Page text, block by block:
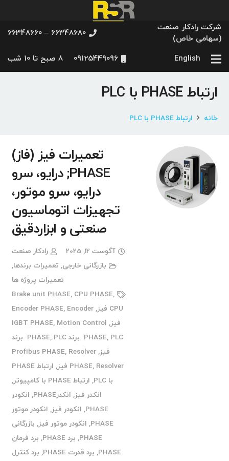
شرکت رادکار صنعت
(سهامی خاص)
66348680 – 66348660
English
09125449096 8 صبح تا 10 شب
ارتباط PHASE با PLC
خانه ارتباط PHASE با PLC
تعمیرات فیز (فاز)
PHASE; درایو، سرو
درایو، سرو موتور،
تجهیزات اتوماسیون
صنعتی و ابزاردقیق
آگوست 12, 2025
رادکار صنعت
بازرگانی خارجی, تعمیرات برندها,
تعمیرات پروژه ها
Brake unit PHASE, CPU PHASE,
CPU فیز
,
Encoder PHASE, Encoder
فیز,
IGBT PHASE, Motion Control
PHASE, PLC برند PHASE ,
PLC برند
فیز,
Profibus PHASE, Resolver
PHASE, Resolver فیز ,
ارتباط PHASE
با PLC
, ارتباط PHASE با کامپیوتر
,
انکدر فیز, انکدرPHASE , انکودر
PHASE
, انکودر فیز, انکودر موتور
PHASE
, انکودر موتور فیز, بازرگانی
PHASE
, برد PHASE , برد فرمان
PHASE
, برد قدرت PHASE , برد کنترل